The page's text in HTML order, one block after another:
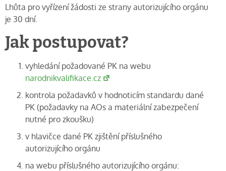
Lhůta pro vyřízení žádosti ze strany autorizujícího orgánu
je 30 dní.
Jak postupovat?
vyhledání požadované PK na webu
narodnikvalifikace.cz
kontrola požadavků v hodnoticím standardu dané
PK (požadavky na AOs a materiální zabezpečení
nutné pro zkoušku)
v hlavičce dané PK zjištění příslušného
autorizujícího orgánu
na webu příslušného autorizujícího orgánu: